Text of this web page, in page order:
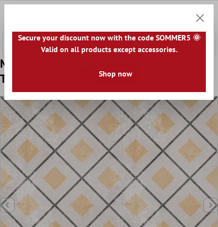
Minta Padló Csempe Cement Megjelenés
Toulon Cubero 18,6x18,6cm
Secure your discount now with the code SOMMER5 🌞
Valid on all products except accessories.
Shop now